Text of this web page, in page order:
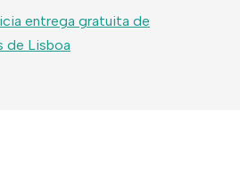
entrega gratuita de
de Lisboa